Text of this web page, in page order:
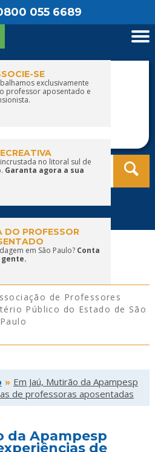
055 6689
SE
exclusivamente
professor aposentado e
no litoral sul de
Garanta agora a sua
DO PROFESSOR
em São Paulo? Conta
gente.
de Professores
Público do Estado de São
Paulo
» Em Jaú, Mutirão da Apampesp
de professoras aposentadas
da Apampesp
de